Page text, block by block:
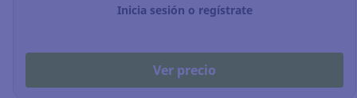
Inicia sesión o regístrate
Ver precio